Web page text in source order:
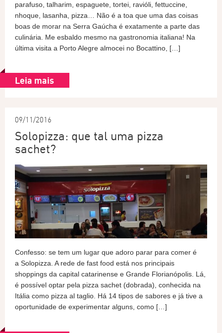
parafuso, talharim, espaguete, tortei, ravióli, fettuccine,
nhoque, lasanha, pizza… Não é a toa que uma das coisas
boas de morar na Serra Gaúcha é exatamente a parte das
culinária. Me esbaldo mesmo na gastronomia italiana! Na
última visita a Porto Alegre almocei no Bocattino, […]
Leia mais
09/11/2016
Solopizza: que tal uma pizza
sachet?
Confesso: se tem um lugar que adoro parar para comer é
a Solopizza. A rede de fast food está nos principais
shoppings da capital catarinense e Grande Florianópolis. Lá,
é possível optar pela pizza sachet (dobrada), conhecida na
Itália como pizza al taglio. Há 14 tipos de sabores e já tive a
oportunidade de experimentar alguns, como […]